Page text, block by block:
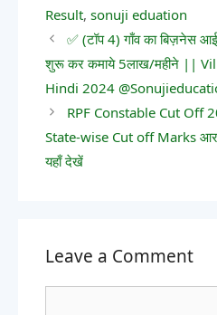
Result, sonuji eduation
✅ (टॉप 4) गाँव का बिज़नेस
शुरू कर कमाये 5लाख/महीने ||
Hindi 2024
RPF Constable Cut Off
State-wise Cut off Marks
यहाँ देखें
Leave a Comment